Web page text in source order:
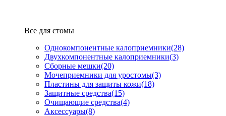
Все для стомы
Однокомпонентные калоприемники(28)
Двухкомпонентные калоприемники(3)
Сборные мешки(20)
Мочеприемники для уростомы(3)
Пластины для защиты кожи(18)
Защитные средства(15)
Очищающие средства(4)
Аксессуары(8)